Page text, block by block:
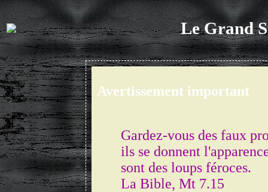
Le Grand
Avertissement important
Gardez-vous des faux
ils se donnent
sont des loups féroces.
La Bible, Mt 7.15